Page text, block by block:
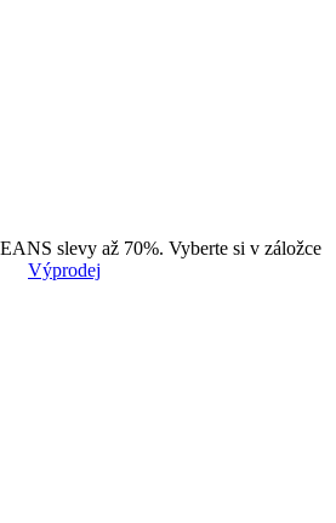
slevy až 70%. Vyberte si v záložce
Výprodej